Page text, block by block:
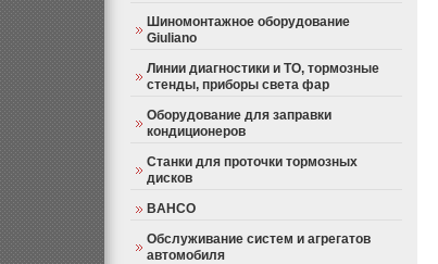
Шиномонтажное оборудование
Giuliano
Линии диагностики и ТО, тормозные
стенды, приборы света фар
Оборудование для заправки
кондиционеров
Станки для проточки тормозных
дисков
BAHCO
Обслуживание систем и агрегатов
автомобиля